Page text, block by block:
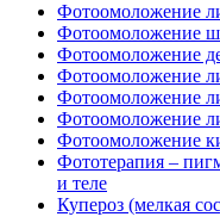
Фотоомоложение
Фотоомоложение
Фотоомоложение
Фотоомоложение
Фотоомоложение
Фотоомоложение
Фотоомоложение
Фототерапия –
и теле
Купероз (мелкая